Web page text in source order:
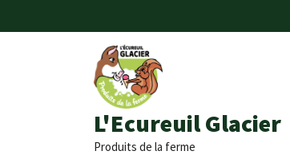
to
L'Ecureuil Glacier
Produits de la ferme